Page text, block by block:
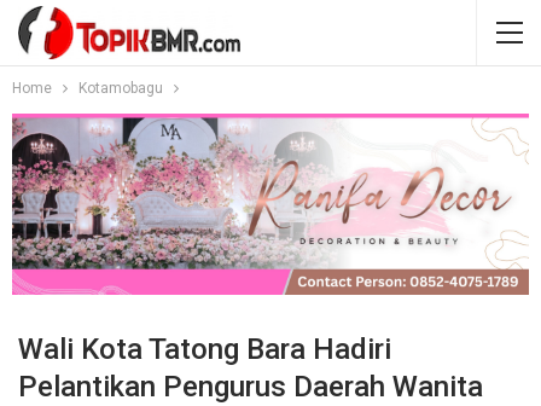
Home Kotamobagu
Wali Kota Tatong Bara Hadiri
Pelantikan Pengurus Daerah Wanita